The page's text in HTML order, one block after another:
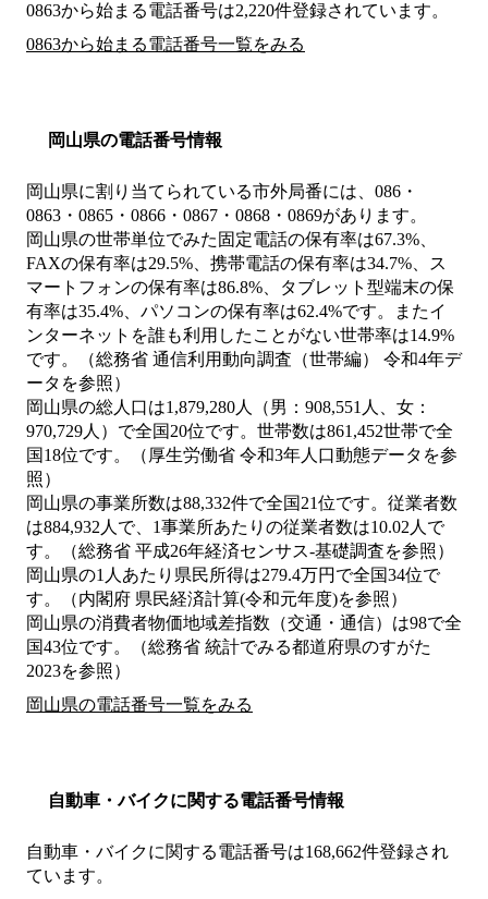
0863から始まる電話番号は2,220件登録されています。
0863から始まる電話番号一覧をみる
岡山県の電話番号情報
岡山県に割り当てられている市外局番には、086・
0863・0865・0866・0867・0868・0869があります。
岡山県の世帯単位でみた固定電話の保有率は67.3%、
FAXの保有率は29.5%、携帯電話の保有率は34.7%、ス
マートフォンの保有率は86.8%、タブレット型端末の保
有率は35.4%、パソコンの保有率は62.4%です。またイ
ンターネットを誰も利用したことがない世帯率は14.9%
です。（総務省 通信利用動向調査（世帯編） 令和4年デ
ータを参照）
岡山県の総人口は1,879,280人（男：908,551人、女：
970,729人）で全国20位です。世帯数は861,452世帯で全
国18位です。（厚生労働省 令和3年人口動態データを参
照）
岡山県の事業所数は88,332件で全国21位です。従業者数
は884,932人で、1事業所あたりの従業者数は10.02人で
す。（総務省 平成26年経済センサス‐基礎調査を参照）
岡山県の1人あたり県民所得は279.4万円で全国34位で
す。（内閣府 県民経済計算(令和元年度)を参照）
岡山県の消費者物価地域差指数（交通・通信）は98で全
国43位です。（総務省 統計でみる都道府県のすがた
2023を参照）
岡山県の電話番号一覧をみる
自動車・バイクに関する電話番号情報
自動車・バイクに関する電話番号は168,662件登録され
ています。